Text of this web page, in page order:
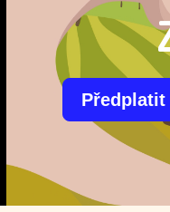
Předplatit